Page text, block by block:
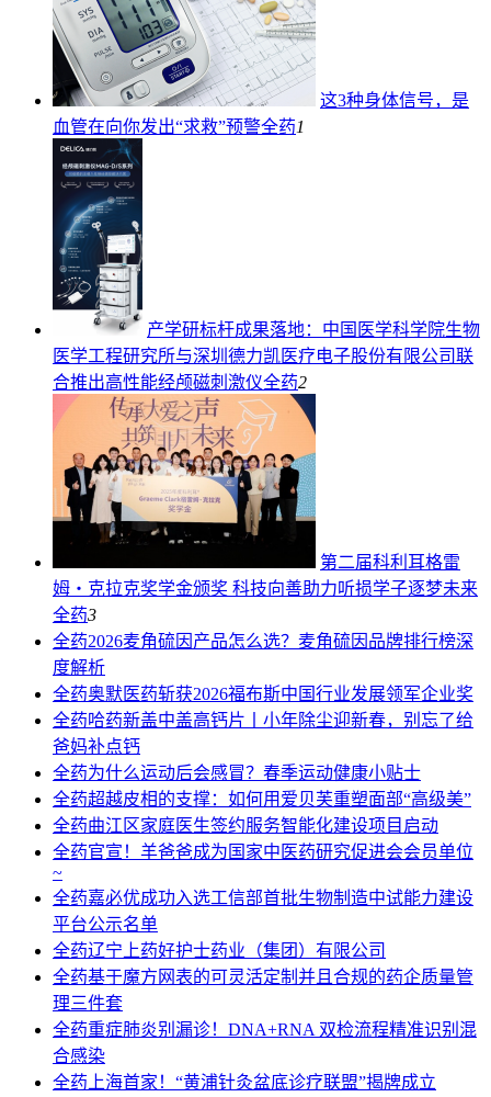
这3种身体信号，是
血管在向你发出“求救”预警全药1
产学研标杆成果落地：中国医学科学院生物
医学工程研究所与深圳德力凯医疗电子股份有限公司联
合推出高性能经颅磁刺激仪全药2
第二届科利耳格雷
姆・克拉克奖学金颁奖 科技向善助力听损学子逐梦未来
全药3
全药2026麦角硫因产品怎么选？麦角硫因品牌排行榜深
度解析
全药奥默医药斩获2026福布斯中国行业发展领军企业奖
全药哈药新盖中盖高钙片丨小年除尘迎新春，别忘了给
爸妈补点钙
全药为什么运动后会感冒？春季运动健康小贴士
全药超越皮相的支撑：如何用爱贝芙重塑面部“高级美”
全药曲江区家庭医生签约服务智能化建设项目启动
全药官宣！羊爸爸成为国家中医药研究促进会会员单位
~
全药嘉必优成功入选工信部首批生物制造中试能力建设
平台公示名单
全药辽宁上药好护士药业（集团）有限公司
全药基于魔方网表的可灵活定制并且合规的药企质量管
理三件套
全药重症肺炎别漏诊！DNA+RNA 双检流程精准识别混
合感染
全药上海首家！“黄浦针灸盆底诊疗联盟”揭牌成立